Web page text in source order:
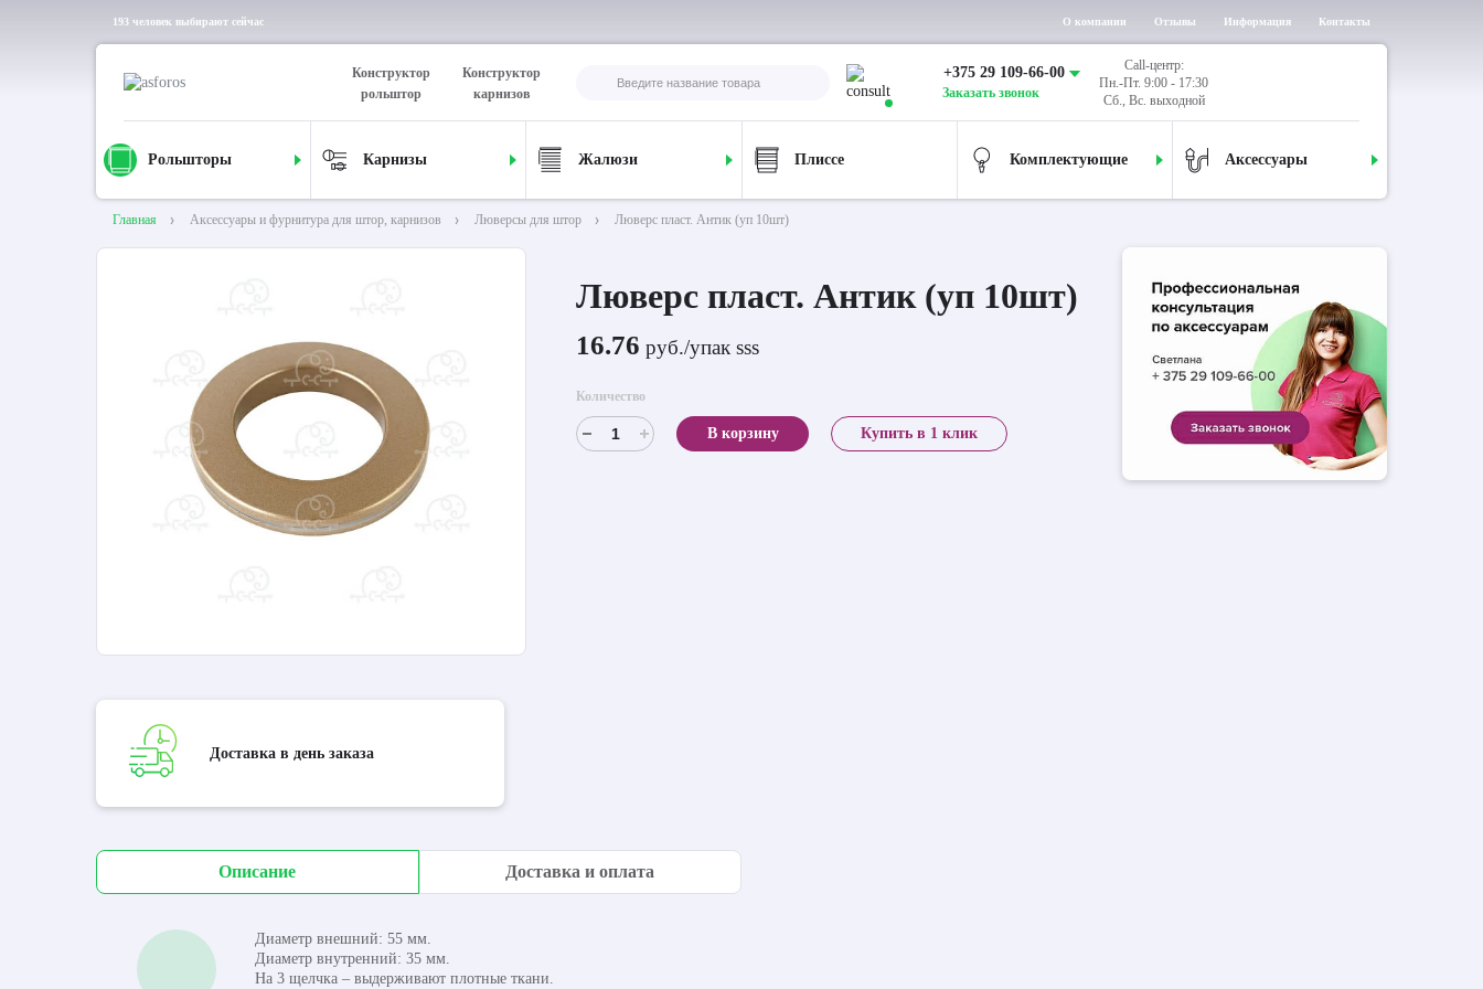
193 человек выбирают сейчас О компании Отзывы Информация Контакты
Конструктор
рольштор
Конструктор
карнизов
+375 29 109-66-00
Заказать звонок
Call-центр:
Пн.-Пт. 9:00 - 17:30
Сб., Вс. выходной
Рольшторы Карнизы Жалюзи Плиссе Комплектующие Аксессуары
Главная Аксессуары и фурнитура для штор, карнизов Люверсы для штор Люверс пласт. Антик (уп 10шт)
Люверс пласт. Антик (уп 10шт)
16.76 руб./упак sss
Количество
В корзину Купить в 1 клик
Доставка в день заказа
Описание Доставка и оплата
Диаметр внешний: 55 мм.
Диаметр внутренний: 35 мм.
На 3 щелчка – выдерживают плотные ткани.